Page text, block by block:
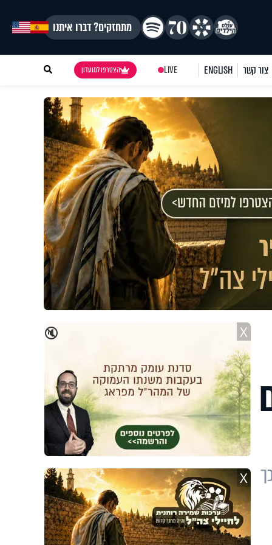
מתחזקים? דברו איתנו
צור קשר ENGLISH
LIVE הצטרפו למועדון
🔇 X
X